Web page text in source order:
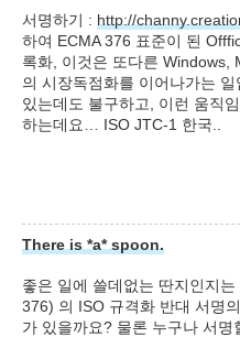
서명하기 : http://
하여 ECMA 376 표준이 된
록화, 이것은 또다른
의 시장독점화를 이어나가는
있는데도 불구하고, 이런 움직
하는데요… ISO JTC-1 한국..
There is *a* spoon.
좋은 일에 쓸데없는 딴지인지
376) 의 ISO 규격화 반대 서명
가 있을까요? 물론 누구나 서